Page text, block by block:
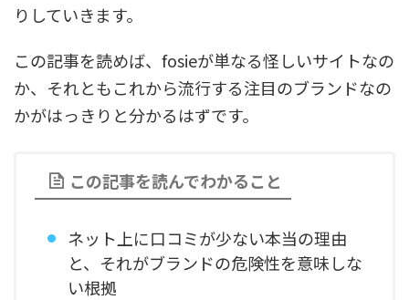
りしていきます。
この記事を読めば、fosieが単なる怪しいサイトなの
か、それともこれから流行する注目のブランドなの
かがはっきりと分かるはずです。
この記事を読んでわかること
ネット上に口コミが少ない本当の理由
と、それがブランドの危険性を意味しな
い根拠